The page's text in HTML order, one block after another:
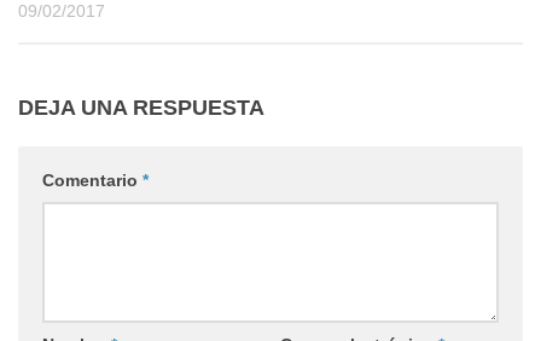
09/02/2017
DEJA UNA RESPUESTA
Comentario *